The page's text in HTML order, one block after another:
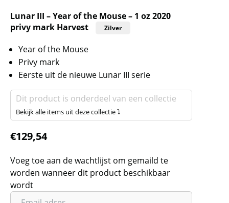
Lunar III – Year of the Mouse – 1 oz 2020
privy mark Harvest
Zilver
Year of the Mouse
Privy mark
Eerste uit de nieuwe Lunar III serie
Dit product is onderdeel van een collectie
Bekijk alle items uit deze collectie ⤵
€129,54
Voeg toe aan de wachtlijst om gemaild te
worden wanneer dit product beschikbaar
wordt
Vul